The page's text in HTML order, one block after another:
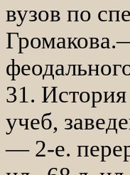
вузов по
31.
учеб,
— 2-е.